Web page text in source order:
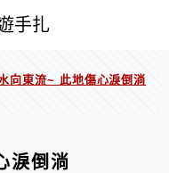
手扎
向東流~ 此地傷心淚倒淌
淚倒淌